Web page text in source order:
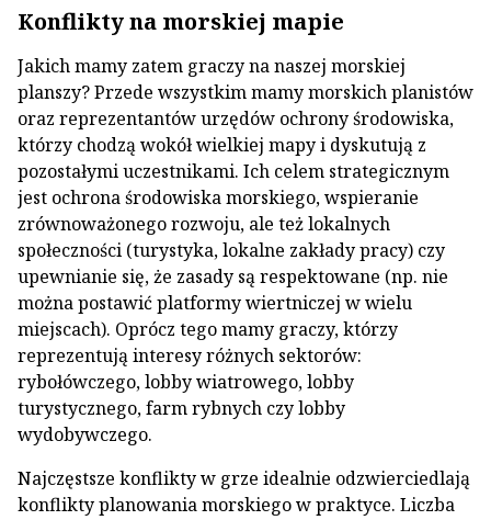
Konflikty na morskiej mapie
Jakich mamy zatem graczy na naszej morskiej
planszy? Przede wszystkim mamy morskich planistów
oraz reprezentantów urzędów ochrony środowiska,
którzy chodzą wokół wielkiej mapy i dyskutują z
pozostałymi uczestnikami. Ich celem strategicznym
jest ochrona środowiska morskiego, wspieranie
zrównoważonego rozwoju, ale też lokalnych
społeczności (turystyka, lokalne zakłady pracy) czy
upewnianie się, że zasady są respektowane (np. nie
można postawić platformy wiertniczej w wielu
miejscach). Oprócz tego mamy graczy, którzy
reprezentują interesy różnych sektorów:
rybołówczego, lobby wiatrowego, lobby
turystycznego, farm rybnych czy lobby
wydobywczego.
Najczęstsze konflikty w grze idealnie odzwierciedlają
konflikty planowania morskiego w praktyce. Liczba